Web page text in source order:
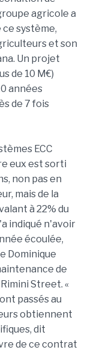
agricole a
système,
et son
Un projet
de 10 M€)
années
de 7 fois
ECC
eux est sorti
non pas en
mais de la
à 22% du
indiqué n'avoir
écoulée,
Dominique
de
Street. «
passés au
obtiennent
dit
de ce contrat